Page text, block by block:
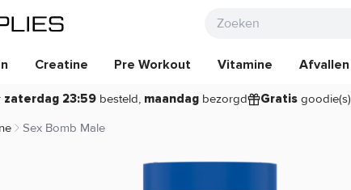
Creatine Pre Workout Vitamine Afvallen
zaterdag 23:59 besteld, maandag bezorgd Gratis goodie(s)
en Supplementen
Sex Bomb Male